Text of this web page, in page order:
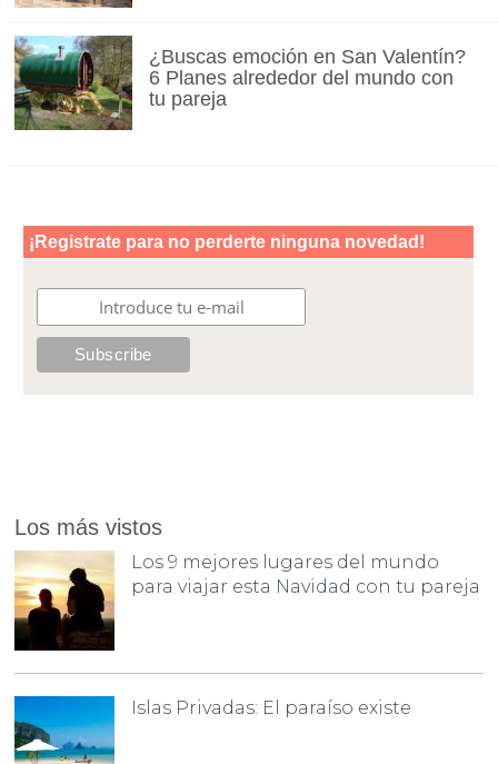
¿Buscas emoción en San Valentín?
6 Planes alrededor del mundo con
tu pareja
Los más vistos
Los 9 mejores lugares del mundo
para viajar esta Navidad con tu pareja
Islas Privadas: El paraíso existe